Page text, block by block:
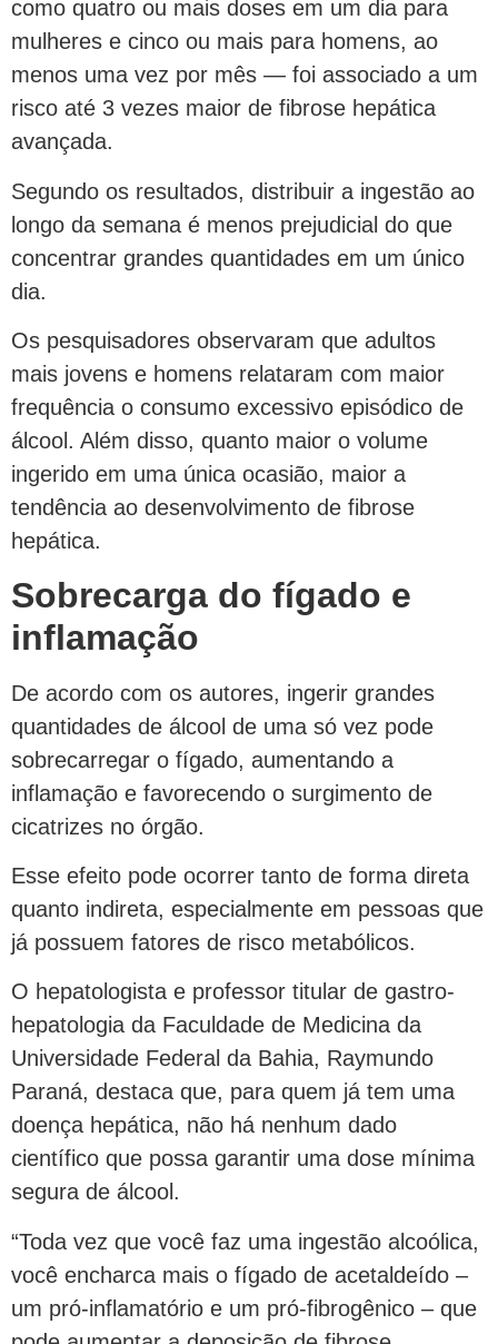
como quatro ou mais doses em um dia para
mulheres e cinco ou mais para homens, ao
menos uma vez por mês — foi associado a um
risco até 3 vezes maior de fibrose hepática
avançada.
Segundo os resultados, distribuir a ingestão ao
longo da semana é menos prejudicial do que
concentrar grandes quantidades em um único
dia.
Os pesquisadores observaram que adultos
mais jovens e homens relataram com maior
frequência o consumo excessivo episódico de
álcool. Além disso, quanto maior o volume
ingerido em uma única ocasião, maior a
tendência ao desenvolvimento de fibrose
hepática.
Sobrecarga do fígado e
inflamação
De acordo com os autores, ingerir grandes
quantidades de álcool de uma só vez pode
sobrecarregar o fígado, aumentando a
inflamação e favorecendo o surgimento de
cicatrizes no órgão.
Esse efeito pode ocorrer tanto de forma direta
quanto indireta, especialmente em pessoas que
já possuem fatores de risco metabólicos.
O hepatologista e professor titular de gastro-
hepatologia da Faculdade de Medicina da
Universidade Federal da Bahia, Raymundo
Paraná, destaca que, para quem já tem uma
doença hepática, não há nenhum dado
científico que possa garantir uma dose mínima
segura de álcool.
“Toda vez que você faz uma ingestão alcoólica,
você encharca mais o fígado de acetaldeído –
um pró-inflamatório e um pró-fibrogênico – que